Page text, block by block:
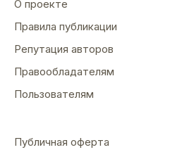
О проекте
Правила публикации
Репутация авторов
Правообладателям
Пользователям
Публичная оферта